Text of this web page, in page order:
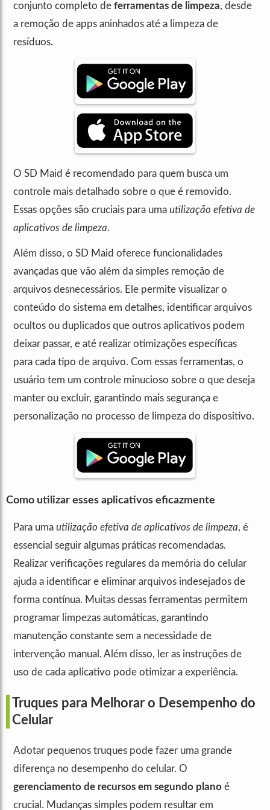
conjunto completo de ferramentas de limpeza, desde
a remoção de apps aninhados até a limpeza de
resíduos.
O SD Maid é recomendado para quem busca um
controle mais detalhado sobre o que é removido.
Essas opções são cruciais para uma utilização efetiva de
aplicativos de limpeza.
Além disso, o SD Maid oferece funcionalidades
avançadas que vão além da simples remoção de
arquivos desnecessários. Ele permite visualizar o
conteúdo do sistema em detalhes, identificar arquivos
ocultos ou duplicados que outros aplicativos podem
deixar passar, e até realizar otimizações específicas
para cada tipo de arquivo. Com essas ferramentas, o
usuário tem um controle minucioso sobre o que deseja
manter ou excluir, garantindo mais segurança e
personalização no processo de limpeza do dispositivo.
Como utilizar esses aplicativos eficazmente
Para uma utilização efetiva de aplicativos de limpeza, é
essencial seguir algumas práticas recomendadas.
Realizar verificações regulares da memória do celular
ajuda a identificar e eliminar arquivos indesejados de
forma contínua. Muitas dessas ferramentas permitem
programar limpezas automáticas, garantindo
manutenção constante sem a necessidade de
intervenção manual. Além disso, ler as instruções de
uso de cada aplicativo pode otimizar a experiência.
Truques para Melhorar o Desempenho do
Celular
Adotar pequenos truques pode fazer uma grande
diferença no desempenho do celular. O
gerenciamento de recursos em segundo plano é
crucial. Mudanças simples podem resultar em